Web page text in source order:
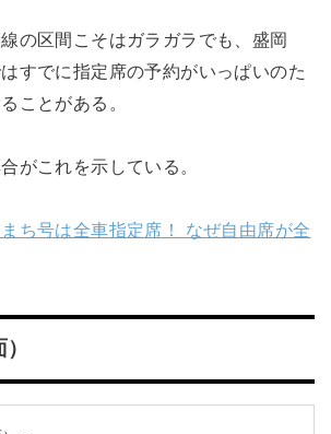
の区間こそはガラガラでも、盛岡
すでに指定席の予約がいっぱいのた
ことがある。
がこれを示している。
ち号は全車指定席！ なぜ自由席が全